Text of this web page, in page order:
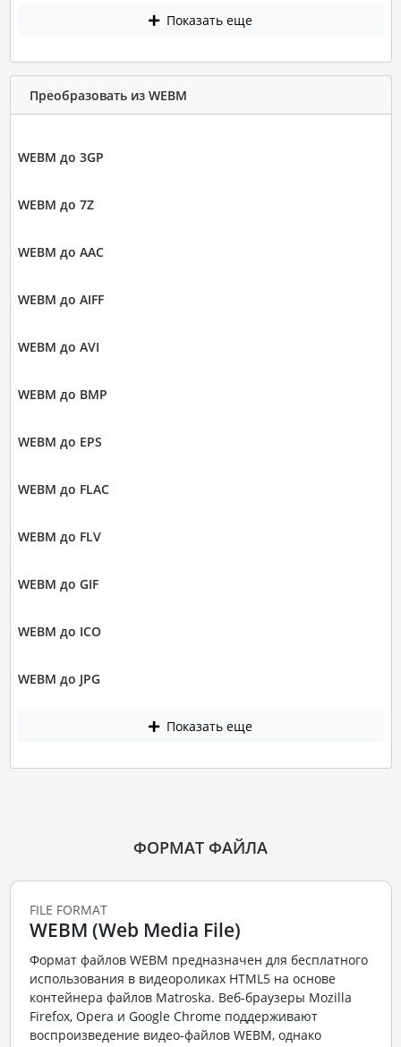
Показать еще
Преобразовать из WEBM
WEBM до 3GP
WEBM до 7Z
WEBM до AAC
WEBM до AIFF
WEBM до AVI
WEBM до BMP
WEBM до EPS
WEBM до FLAC
WEBM до FLV
WEBM до GIF
WEBM до ICO
WEBM до JPG
Показать еще
ФОРМАТ ФАЙЛА
FILE FORMAT
WEBM (Web Media File)
Формат файлов WEBM предназначен для бесплатного
использования в видеороликах HTML5 на основе
контейнера файлов Matroska. Веб-браузеры Mozilla
Firefox, Opera и Google Chrome поддерживают
воспроизведение видео-файлов WEBM, однако